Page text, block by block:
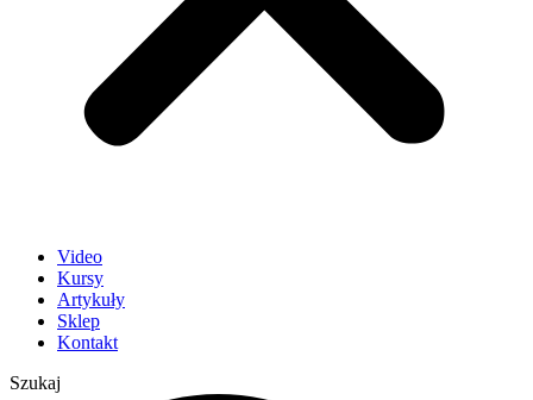
Video
Kursy
Artykuły
Sklep
Kontakt
Szukaj